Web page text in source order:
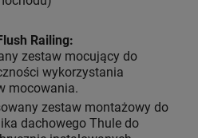
Railing:
zestaw mocujący do
wykorzystania
mocowania.
zestaw montażowy do
dachowego Thule do